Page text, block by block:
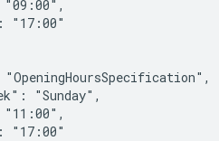
"17:00"
"Sunday",
"17:00"